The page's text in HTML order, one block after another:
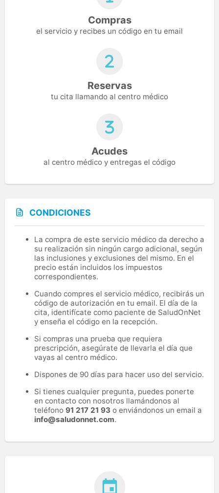
Compras
el servicio y recibes un código en tu email
Reservas
tu cita llamando al centro médico
Acudes
al centro médico y entregas el código
CONDICIONES
La compra de este servicio médico da derecho a
su realización sin ningún cargo adicional, según
las inclusiones y exclusiones del mismo. En el
precio están incluidos los impuestos
correspondientes.
Cuando compres el servicio médico, recibirás un
código de autorización en tu email. El día de la
cita, identifícate como paciente de SaludOnNet
y enseña el código en la recepción.
Si compras una prueba que requiera
prescripción, asegúrate de llevarla el día que
vayas al centro médico.
Dispones de 90 días para hacer uso del servicio.
Si tienes cualquier pregunta, puedes ponerte
en contacto con nosotros llamándonos al
teléfono 91 217 21 93 o enviándonos un email a
info@saludonnet.com.